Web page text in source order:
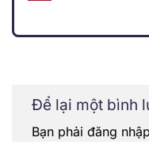
Để lại một bình
Bạn phải đăng nhập